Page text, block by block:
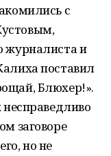
с
журналиста и
поставил
Блюхер!».
заговоре
но не